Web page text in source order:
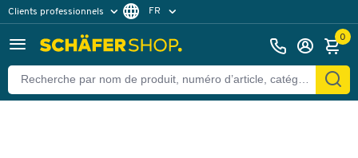
Clients professionnels
Clients particuliers
FR
0
Retour